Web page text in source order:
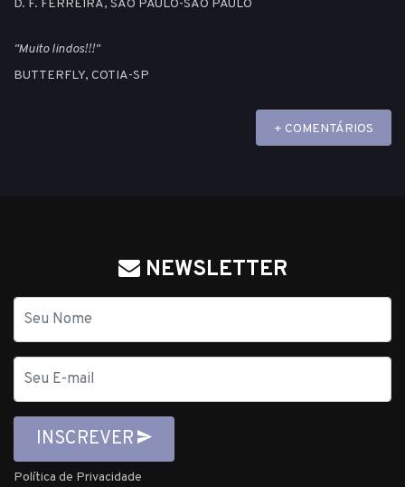
D. F. FERREIRA, SÃO PAULO-SÃO PAULO
"Muito lindos!!!"
BUTTERFLY, COTIA-SP
+ COMENTÁRIOS
NEWSLETTER
mail
INSCREVER
Política de Privacidade